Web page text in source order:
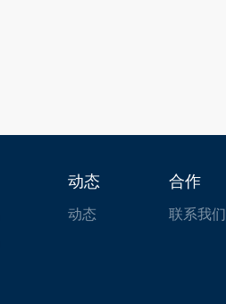
动态
动态
合作
联系我们